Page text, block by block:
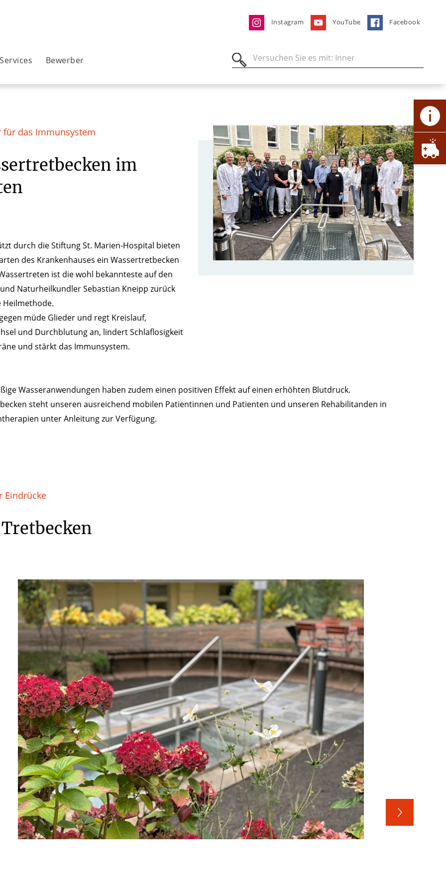
Instagram YouTube Facebook
Services Bewerber
für das Immunsystem
im
durch die Stiftung St. Marien-Hospital bieten
des Krankenhauses ein Wassertretbecken
ist die wohl bekannteste auf den
Naturheilkundler Sebastian Kneipp zurück
Heilmethode.
müde Glieder und regt Kreislauf,
und Durchblutung an, lindert Schlaflosigkeit
und stärkt das Immunsystem.
Wasseranwendungen haben zudem einen positiven Effekt auf einen erhöhten Blutdruck.
steht unseren ausreichend mobilen Patientinnen und Patienten und unseren Rehabilitanden in
unter Anleitung zur Verfügung.
Eindrücke